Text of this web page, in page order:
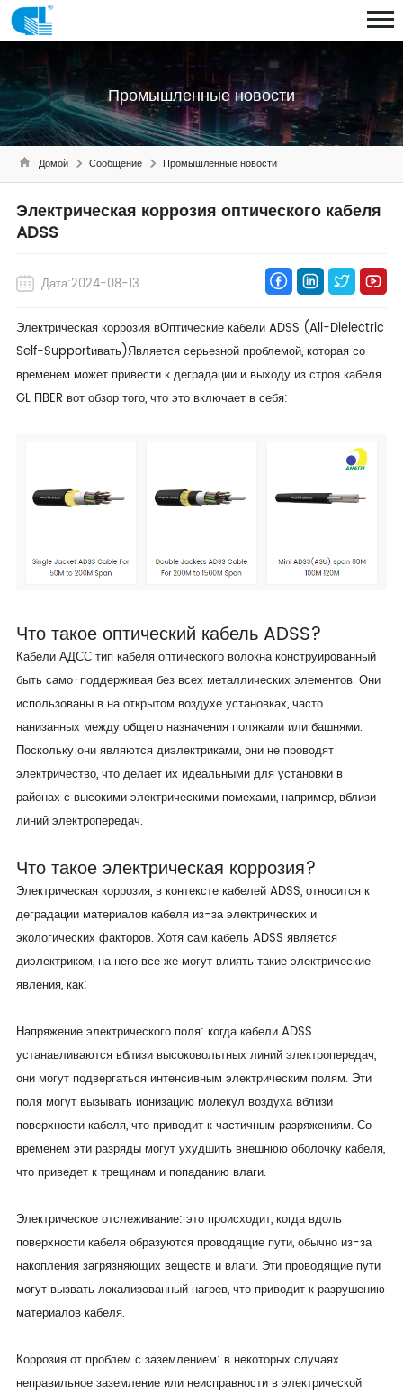
Промышленные новости
Домой Сообщение Промышленные новости
Электрическая коррозия оптического кабеля
ADSS
Дата:2024-08-13
Электрическая коррозия вОптические кабели ADSS (All-Dielectric
Self-Supportивать)Является серьезной проблемой, которая со
временем может привести к деградации и выходу из строя кабеля.
GL FIBER вот обзор того, что это включает в себя:
Что такое оптический кабель ADSS?
Кабели АДСС тип кабеля оптического волокна конструированный
быть само-поддерживая без всех металлических элементов. Они
использованы в на открытом воздухе установках, часто
нанизанных между общего назначения поляками или башнями.
Поскольку они являются диэлектриками, они не проводят
электричество, что делает их идеальными для установки в
районах с высокими электрическими помехами, например, вблизи
линий электропередач.
Что такое электрическая коррозия?
Электрическая коррозия, в контексте кабелей ADSS, относится к
деградации материалов кабеля из-за электрических и
экологических факторов. Хотя сам кабель ADSS является
диэлектриком, на него все же могут влиять такие электрические
явления, как:
Напряжение электрического поля: когда кабели ADSS
устанавливаются вблизи высоковольтных линий электропередач,
они могут подвергаться интенсивным электрическим полям. Эти
поля могут вызывать ионизацию молекул воздуха вблизи
поверхности кабеля, что приводит к частичным разряжениям. Со
временем эти разряды могут ухудшить внешнюю оболочку кабеля,
что приведет к трещинам и попаданию влаги.
Электрическое отслеживание: это происходит, когда вдоль
поверхности кабеля образуются проводящие пути, обычно из-за
накопления загрязняющих веществ и влаги. Эти проводящие пути
могут вызвать локализованный нагрев, что приводит к разрушению
материалов кабеля.
Коррозия от проблем с заземлением: в некоторых случаях
неправильное заземление или неисправности в электрической